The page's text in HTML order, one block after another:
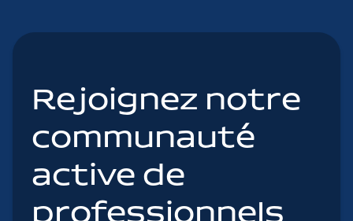
Rejoignez notre
communauté
active de
professionnels